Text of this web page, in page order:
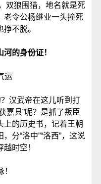
双狼围猎，地名就是死
老令公杨继业一头撞死
不脱。
的身份证！
运
汉武帝在这儿听到打
嘉县”呢？是抓了叛臣
上的历史书，记着王朝
分“洛中”“洛西”，这说
时空！